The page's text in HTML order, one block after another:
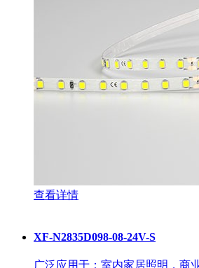
查看详情
XF-N2835D098-08-24V-S
广泛应用于：室内家居照明，商